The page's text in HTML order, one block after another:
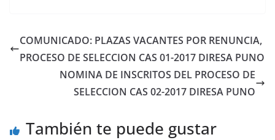
COMUNICADO: PLAZAS VACANTES POR RENUNCIA,
PROCESO DE SELECCION CAS 01-2017 DIRESA PUNO
NOMINA DE INSCRITOS DEL PROCESO DE
SELECCION CAS 02-2017 DIRESA PUNO
También te puede gustar